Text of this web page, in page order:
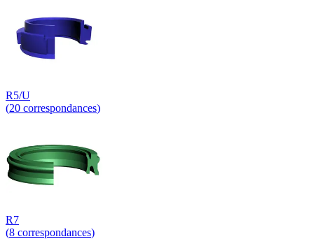
R5/U
(20 correspondances)
R7
(8 correspondances)